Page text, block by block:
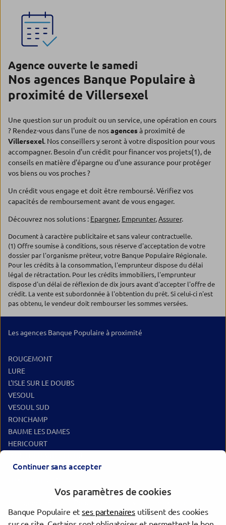
Agence ouverte le samedi
Nos agences Banque Populaire à
proximité de Villersexel
Une question sur un produit ou un service, une opération en cours
? Rendez-vous dans l'une de nosagencesà proximité de
Villersexel. Nos conseillers y seront à votre disposition pour vous
accompagner. Besoin d'un crédit pour financer vos projets(1), de
conseils en matière d'épargne ou d'une assurance pour protéger
vos biens ou vos proches ?
Un crédit vous engage et doit être remboursé. Vérifiez vos
capacités de remboursement avant de vous engager.
Découvrez nos solutions : Epargner, Emprunter,Assurer.
Document à caractère publicitaire et sans valeur contractuelle.
(1) Offre soumise à conditions, sous réserve d'acceptation de votre
dossier par l'organisme prêteur, votre Banque Populaire Régionale.
Pour les crédits à la consommation, l'emprunteur dispose du délai
légal de rétractation. Pour les crédits immobiliers, l'emprunteur
dispose d'un délai de réflexion de dix jours avant d'accepter l'offre de
crédit. La vente est subordonnée à l'obtention du prêt. Si celui-ci n'est
pas obtenu, le vendeur doit rembourser les sommes versées.
Les agences Banque Populaire à proximité
ROUGEMONT
LURE
L'ISLE SUR LE DOUBS
VESOUL
VESOUL SUD
RONCHAMP
BAUME LES DAMES
HERICOURT
MONTBELIARD HEXAGONE
Continuer sans accepter
Vos paramètres de cookies
Banque Populaire etses partenaires utilisent des cookies